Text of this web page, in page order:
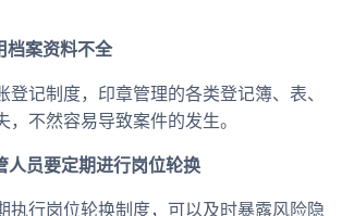
档案资料不全
登记制度，印章管理的各类登记簿、表、
，不然容易导致案件的发生。
人员要定期进行岗位轮换
执行岗位轮换制度，可以及时暴露风险隐